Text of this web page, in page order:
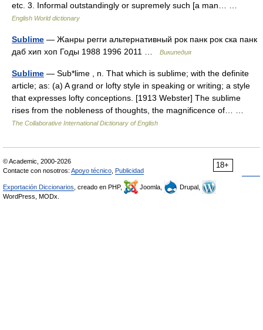
etc. 3. Informal outstandingly or supremely such [a man… …
English World dictionary
Sublime — Жанры регги альтернативный рок панк рок ска панк
даб хип хоп Годы 1988 1996 2011 …
Википедия
Sublime — Sub*lime , n. That which is sublime; with the definite
article; as: (a) A grand or lofty style in speaking or writing; a style
that expresses lofty conceptions. [1913 Webster] The sublime
rises from the nobleness of thoughts, the magnificence of… …
The Collaborative International Dictionary of English
18+
© Academic, 2000-2026
Contacte con nosotros: Apoyo técnico Publicidad
Exportación Diccionarios , creado en PHP, Joomla,
Drupal,
WordPress, MODx.